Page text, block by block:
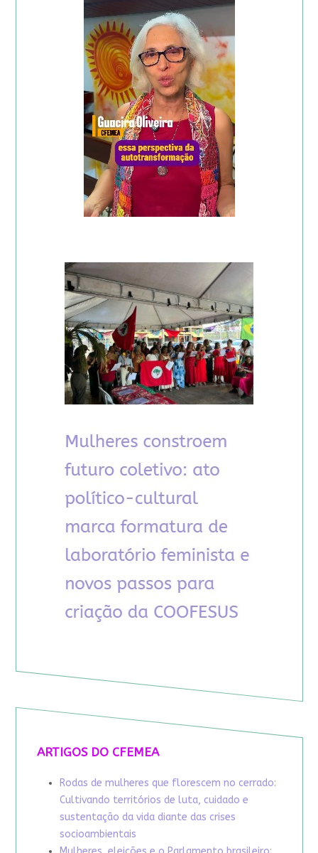
ARTIGOS DO CFEMEA
Rodas de mulheres que florescem no cerrado:
Cultivando territórios de luta, cuidado e
sustentação da vida diante das crises
socioambientais